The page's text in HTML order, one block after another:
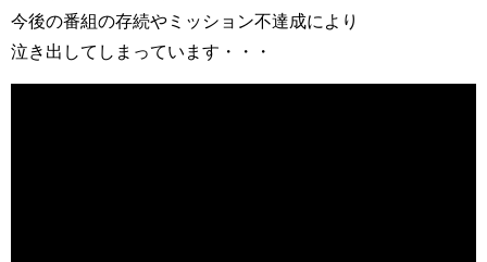
今後の番組の存続やミッション不達成により
泣き出してしまっています・・・